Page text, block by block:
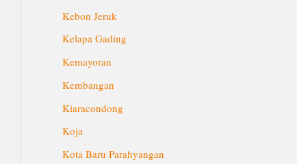
Kebon Jeruk
Kelapa Gading
Kemayoran
Kembangan
Kiaracondong
Koja
Kota Baru Parahyangan